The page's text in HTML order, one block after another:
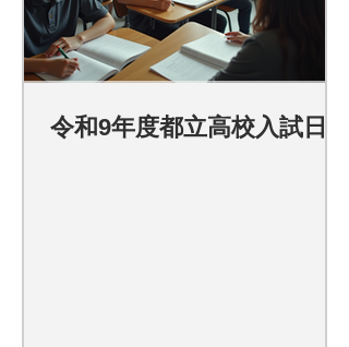
令和9年度都立高校入試日程